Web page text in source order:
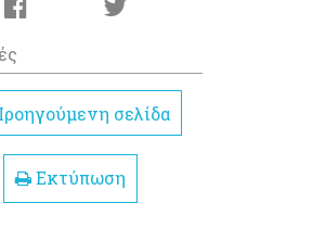
σελίδα
Εκτύπωση